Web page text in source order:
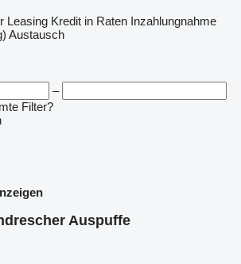
Leasing Kredit in Raten Inzahlungnahme
Austausch
–
Filter?
Auspuffe